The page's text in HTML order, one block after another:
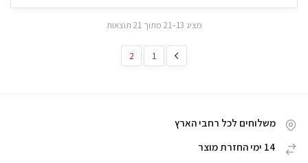
מציג 13–21 מתוך 21 תוצאות
1
2
משלוחים לכל רחבי הארץ
14 ימי החזרת מוצר